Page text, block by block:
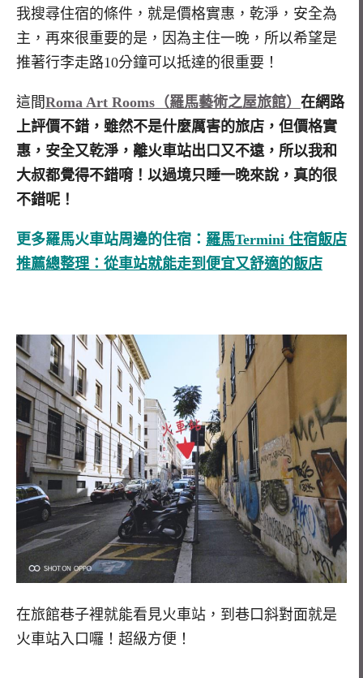
我搜尋住宿的條件，就是價格實惠，乾淨，安全為
主，再來很重要的是，因為主住一晚，所以希望是
推著行李走路10分鐘可以抵達的很重要！
這間Roma Art Rooms（羅馬藝術之屋旅館） 在網路
上評價不錯，雖然不是什麼厲害的旅店，但價格實
惠，安全又乾淨，離火車站出口又不遠，所以我和
大叔都覺得不錯唷！以過境只睡一晚來說，真的很
不錯呢！
更多羅馬火車站周邊的住宿： 羅馬Termini 住宿飯店
推薦總整理：從車站就能走到便宜又舒適的飯店
在旅館巷子裡就能看見火車站，到巷口斜對面就是
火車站入口囉！超級方便！